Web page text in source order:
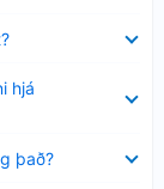
hjá
það?